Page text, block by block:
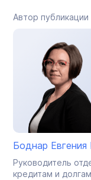
Автор публикации
Боднар Евгения
Руководитель
кредитам и долгам